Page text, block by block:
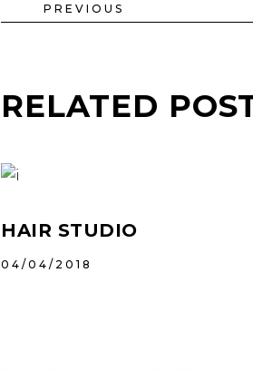
PREVIOUS
RELATED
HAIR STUDIO
04/04/2018